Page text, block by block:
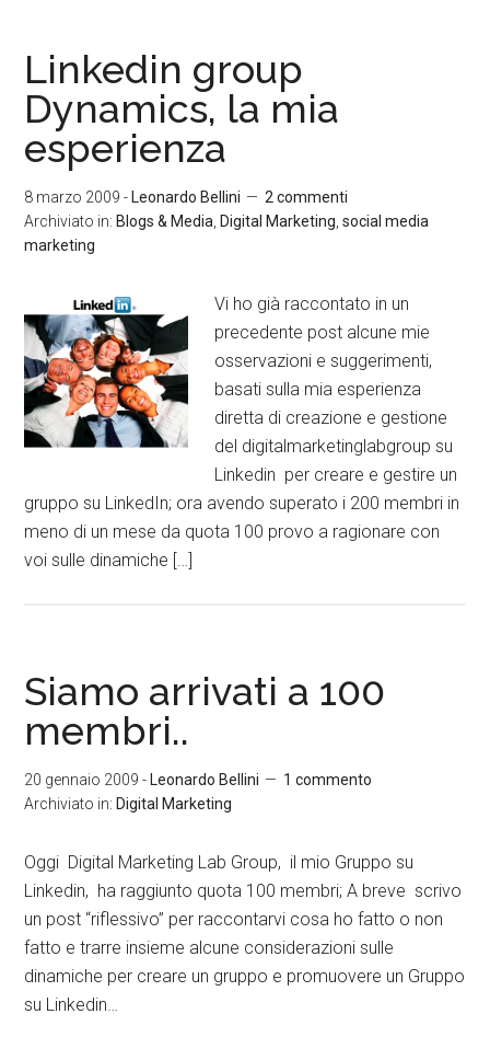
Linkedin group
Dynamics, la mia
esperienza
8 marzo 2009 - Leonardo Bellini
2 commenti
Archiviato in: Blogs & Media Digital Marketing ,social media
marketing
Vi ho già raccontato in un
precedente post alcune mie
osservazioni e suggerimenti,
basati sulla mia esperienza
diretta di creazione e gestione
del digitalmarketinglabgroup su
Linkedin per creare e gestire un
gruppo su LinkedIn; ora avendo superato i 200 membri in
meno di un mese da quota 100 provo a ragionare con
voi sulle dinamiche […]
Siamo arrivati a 100
membri..
20 gennaio 2009 - Leonardo Bellini
1 commento
Archiviato in: Digital Marketing
Oggi Digital Marketing Lab Group, il mio Gruppo su
Linkedin, ha raggiunto quota 100 membri; A breve scrivo
un post “riflessivo” per raccontarvi cosa ho fatto o non
fatto e trarre insieme alcune considerazioni sulle
dinamiche per creare un gruppo e promuovere un Gruppo
su Linkedin…